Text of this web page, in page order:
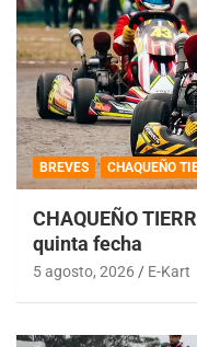
BREVES CHAQUEÑO
CHAQUEÑO
quinta fecha
5 agosto, 2026 E-Kart